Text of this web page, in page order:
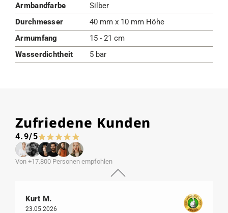
Armbandfarbe
Silber
Durchmesser
40 mm x 10 mm Höhe
Armumfang
15 - 21 cm
Wasserdichtheit
5 bar
Zufriedene Kunden
4.9/5
Von +17.800 Personen empfohlen
Kurt M.
23.05.2026